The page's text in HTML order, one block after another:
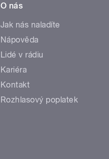
O nás
Jak nás naladíte
Nápověda
Lidé v rádiu
Kariéra
Kontakt
Rozhlasový poplatek